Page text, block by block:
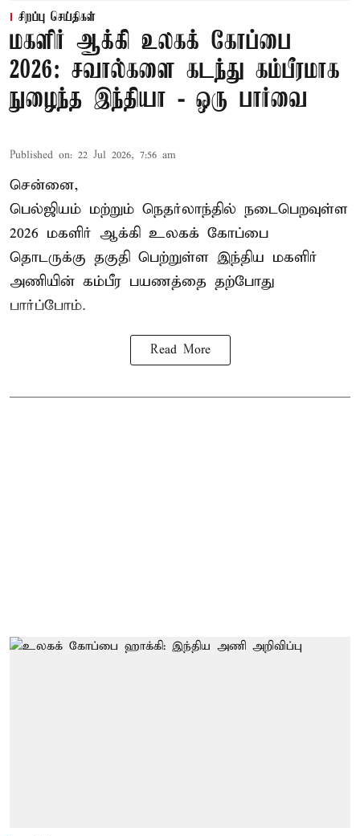
சிறப்பு செய்திகள்
மகளிர் ஆக்கி உலகக் கோப்பை
2026: சவால்களை கடந்து கம்பீரமாக
நுழைந்த இந்தியா - ஒரு பார்வை
Published on: 22 Jul 2026, 7:56 am
சென்னை,
பெல்ஜியம் மற்றும் நெதர்லாந்தில் நடைபெறவுள்ள
2026 மகளிர் ஆக்கி உலகக் கோப்பை
தொடருக்கு தகுதி பெற்றுள்ள இந்திய மகளிர்
அணியின் கம்பீர பயணத்தை தற்போது
பார்ப்போம்.
Read More